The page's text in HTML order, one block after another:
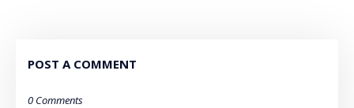
POST A COMMENT
0 Comments